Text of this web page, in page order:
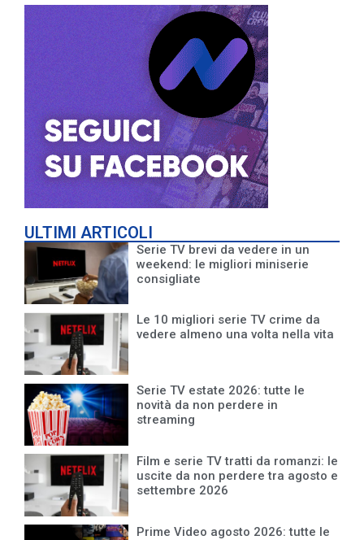
ULTIMI ARTICOLI
Serie TV brevi da vedere in un
weekend: le migliori miniserie
consigliate
Le 10 migliori serie TV crime da
vedere almeno una volta nella vita
Serie TV estate 2026: tutte le
novità da non perdere in
streaming
Film e serie TV tratti da romanzi: le
uscite da non perdere tra agosto e
settembre 2026
Prime Video agosto 2026: tutte le